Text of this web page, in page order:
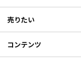
売りたい
コンテンツ